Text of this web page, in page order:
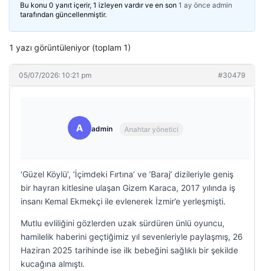
Bu konu 0 yanıt içerir, 1 izleyen vardır ve en son 1 ay önce admin
tarafından güncellenmiştir.
1 yazı görüntüleniyor (toplam 1)
05/07/2026: 10:21 pm #30479
A admin Anahtar yönetici
‘Güzel Köylü’, ‘İçimdeki Fırtına’ ve ‘Baraj’ dizileriyle geniş
bir hayran kitlesine ulaşan Gizem Karaca, 2017 yılında iş
insanı Kemal Ekmekçi ile evlenerek İzmir’e yerleşmişti.
Mutlu evliliğini gözlerden uzak sürdüren ünlü oyuncu,
hamilelik haberini geçtiğimiz yıl sevenleriyle paylaşmış, 26
Haziran 2025 tarihinde ise ilk bebeğini sağlıklı bir şekilde
kucağına almıştı.